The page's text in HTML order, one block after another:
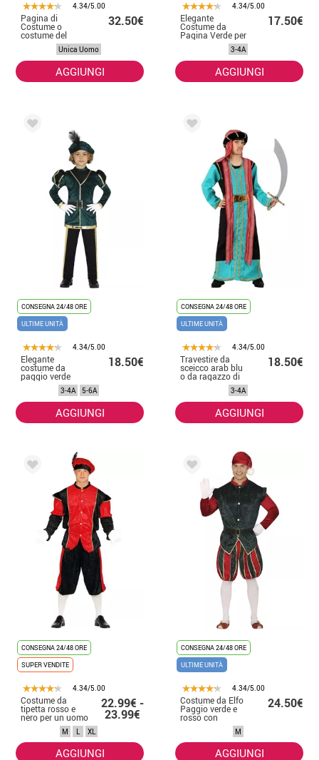
4.34/5.00
Pagina di
Costume o
costume del
re melchor extra
32.50€
Unica Uomo
AGGIUNGI
4.34/5.00
Elegante
Costume da
Pagina Verde per
bambina
17.50€
3-4A
AGGIUNGI
CONSEGNA 24/48 ORE
ULTIME UNITÀ
4.34/5.00
Elegante
costume da
paggio verde
18.50€
3-4A 5-6A
AGGIUNGI
CONSEGNA 24/48 ORE
ULTIME UNITÀ
4.34/5.00
Travestire da
sceicco arab blu
o da ragazzo di
18.50€
3-4A
AGGIUNGI
CONSEGNA 24/48 ORE
SUPER VENDITE
4.34/5.00
Costume da
tipetta rosso e
nero per un uomo
22.99€ -
23.99€
M L XL
AGGIUNGI
CONSEGNA 24/48 ORE
ULTIME UNITÀ
4.34/5.00
Costume da Elfo
Paggio verde e
rosso con
24.50€
M
AGGIUNGI